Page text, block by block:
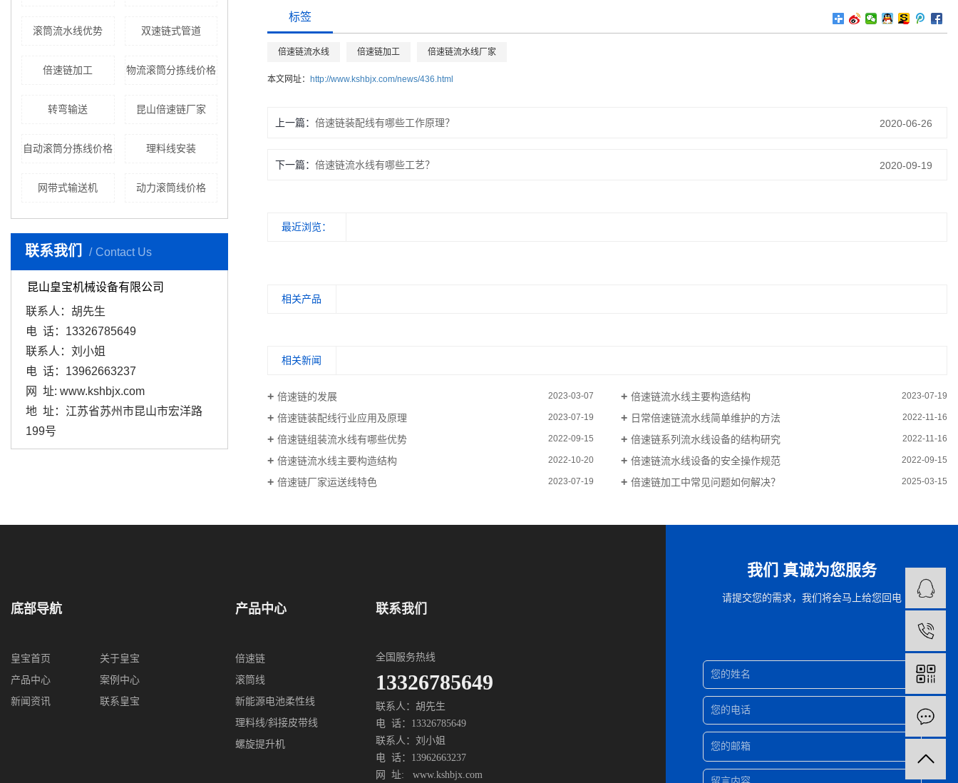
滚筒流水线优势 双速链式管道
倍速链加工 物流滚筒分拣线价格
转弯输送 昆山倍速链厂家
自动滚筒分拣线价格 理料线安装
网带式输送机 动力滚筒线价格
联系我们 Contact Us
昆山皇宝机械设备有限公司
联系人：胡先生
电 话：13326785649
联系人：刘小姐
电 话：13962663237
网 址: www.kshbjx.com
地 址：江苏省苏州市昆山市宏洋路
199号
标签
倍速链流水线 倍速链加工 倍速链流水线厂家
本文网址： http://www.kshbjx.com/news/436.html
上一篇 倍速链装配线有哪些工作原理？ 2020-06-26
下一篇 倍速链流水线有哪些工艺？ 2020-09-19
最近浏览：
相关产品
相关新闻
倍速链的发展 2023-03-07 倍速链流水线主要构造结构 2023-07-19
倍速链装配线行业应用及原理 2023-07-19 日常倍速链流水线简单维护的方法 2022-11-16
倍速链组装流水线有哪些优势 2022-09-15 倍速链系列流水线设备的结构研究 2022-11-16
倍速链流水线主要构造结构 2022-10-20 倍速链流水线设备的安全操作规范 2022-09-15
倍速链厂家运送线特色 2023-07-19 倍速链加工中常见问题如何解决？ 2025-03-15
底部导航
皇宝首页
关于皇宝
产品中心
案例中心
新闻资讯
联系皇宝
产品中心
倍速链
滚筒线
新能源电池柔性线
理料线/斜接皮带线
螺旋提升机
联系我们
全国服务热线
13326785649
联系人：胡先生
电 话：13326785649
联系人：刘小姐
电 话：13962663237
网 址: www.kshbjx.com
我们 真诚为您服务
请提交您的需求，我们将会马上给您回电